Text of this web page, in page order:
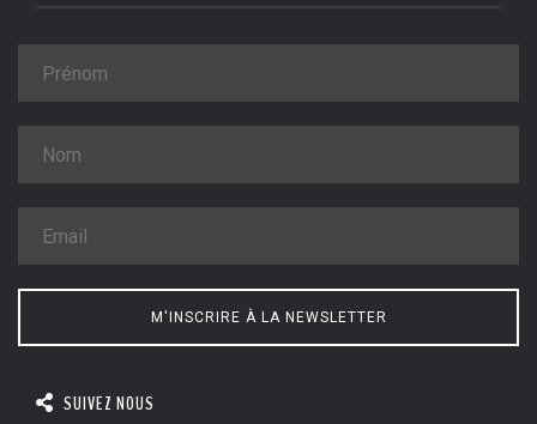
M'INSCRIRE À LA NEWSLETTER
SUIVEZ NOUS